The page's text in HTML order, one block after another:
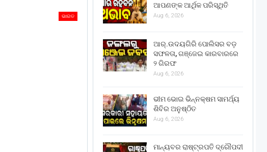
ଭାରତ
ଆପଣଙ୍କ ଆର୍ଥିକ ପରିସ୍ଥିତି
Aug 6, 2026
ଆର୍.ଉଦୟଗିରି ପୋଲିସର ବଡ଼
ସଫଳତା, ଗଞ୍ଜେଇ କାରବାରରେ
୨ ଗିରଫ
Aug 6, 2026
ଭୀମ ଭୋଇ ଭିନ୍ନକ୍ଷମ ସାମର୍ଥ୍ୟ
ଶିବିର ଅନୁଷ୍ଠିତ
Aug 6, 2026
ମାନ୍ୟବର ରାଷ୍ଟ୍ରପତି ଦ୍ରୌପଦୀ